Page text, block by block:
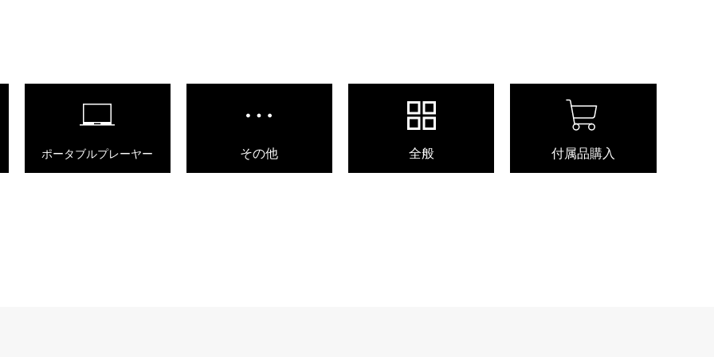
ポータブルプレーヤー その他 全般 付属品購入